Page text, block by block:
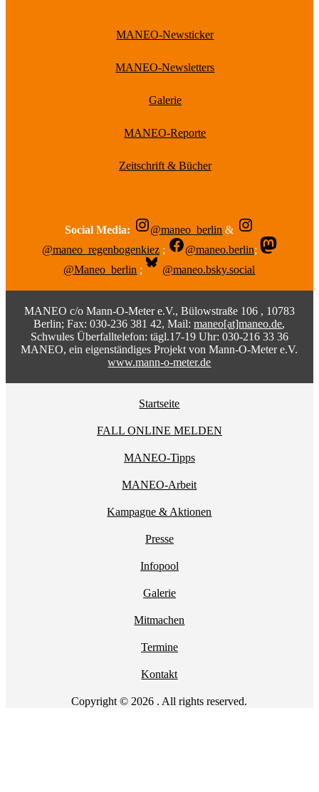
MANEO-Newsticker
MANEO-Newsletters
Galerie
MANEO-Reporte
Zeitschrift & Bücher
Social Media: @maneo_berlin &
@maneo_regenbogenkiez ; @maneo.berlin;
@Maneo_berlin ; @maneo.bsky.social
MANEO c/o Mann-O-Meter e.V., Bülowstraße 106 , 10783
Berlin; Fax: 030-236 381 42, Mail:maneo[at]maneo.de,
Schwules Überfalltelefon: tägl.17-19 Uhr: 030-216 33 36
MANEO, ein eigenständiges Projekt von Mann-O-Meter e.V.
www.mann-o-meter.de
Startseite
FALL ONLINE MELDEN
MANEO-Tipps
MANEO-Arbeit
Kampagne & Aktionen
Presse
Infopool
Galerie
Mitmachen
Termine
Kontakt
Copyright © 2026 . All rights reserved.